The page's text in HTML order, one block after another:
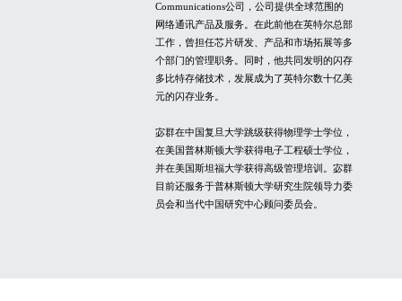
Communications公司，公司提供全球范围的
网络通讯产品及服务。在此前他在英特尔总部
工作，曾担任芯片研发、产品和市场拓展等多
个部门的管理职务。同时，他共同发明的闪存
多比特存储技术，发展成为了英特尔数十亿美
元的闪存业务。
宓群在中国复旦大学跳级获得物理学士学位，
在美国普林斯顿大学获得电子工程硕士学位，
并在美国斯坦福大学获得高级管理培训。宓群
目前还服务于普林斯顿大学研究生院领导力委
员会和当代中国研究中心顾问委员会。